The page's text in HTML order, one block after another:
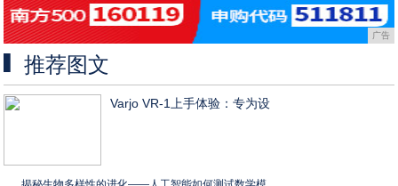
广告
推荐图文
Varjo VR-1上手体验：专为设